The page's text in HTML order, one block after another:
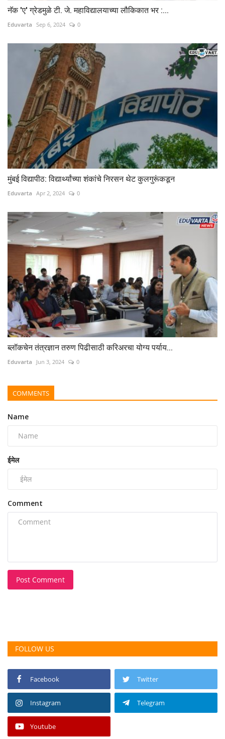
नॅक 'ए' ग्रेडमुळे टी. जे. महाविद्यालयाच्या लौकिकात भर :...
Eduvarta Sep 6, 2024 0
मुंबई विद्यापीठ: विद्यार्थ्यांच्या शंकांचे निरसन थेट कुलगुरूंकडून
Eduvarta Apr 2, 2024 0
ब्लॉकचेन तंत्रज्ञान तरुण पिढीसाठी करिअरचा योग्य पर्याय...
Eduvarta Jun 3, 2024 0
COMMENTS
Name
ईमेल
Comment
Post Comment
FOLLOW US
Facebook Twitter
Instagram Telegram
Youtube